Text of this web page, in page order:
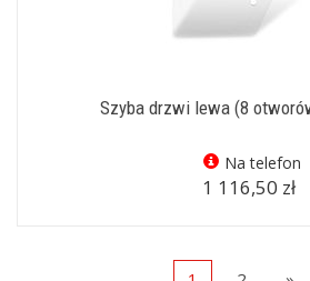
Szyba drzwi lewa (8
Na telefon
1 116,50 zł